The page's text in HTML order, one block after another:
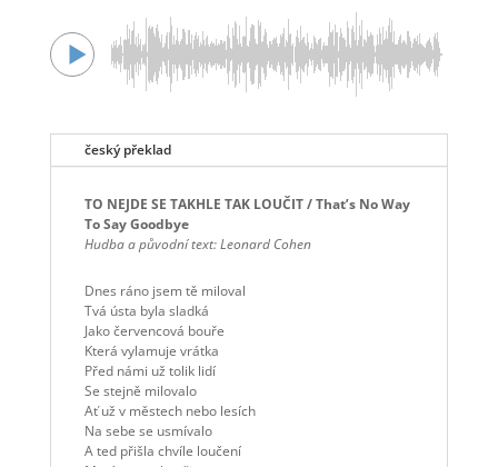
český překlad
TO NEJDE SE TAKHLE TAK LOUČIT / That’s No Way
To Say Goodbye
Hudba a původní text: Leonard Cohen
Dnes ráno jsem tě miloval
Tvá ústa byla sladká
Jako červencová bouře
Která vylamuje vrátka
Před námi už tolik lidí
Se stejně milovalo
Ať už v městech nebo lesích
Na sebe se usmívalo
A ted přišla chvíle loučení